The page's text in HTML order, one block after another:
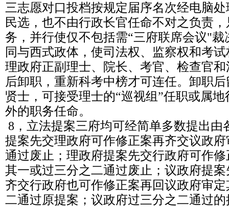
三志愿对口投档按规定届序名次经电脑
民选，也不由行政长官任命不对之负责
务，并行使仅不包括需“三府联席会议"
同与西式政体，使司法权、监察权和考
理政府正副理士、院长、考官、检查官
后卸职，重新科考中榜才可连任。卸职
贤士，可接受理士的“巡视组”任职或属
外的职务任命。
8，立法提案三府均可经简单多数提出由
提案先交理政府可作修正案再齐交议政
通过废止；理政府提案先交行政府可作
其一或过三分之二通过废止；议政府提
齐交行政府也可作修正案再回议政府审
二通过原提案；议政府过三分之二通过